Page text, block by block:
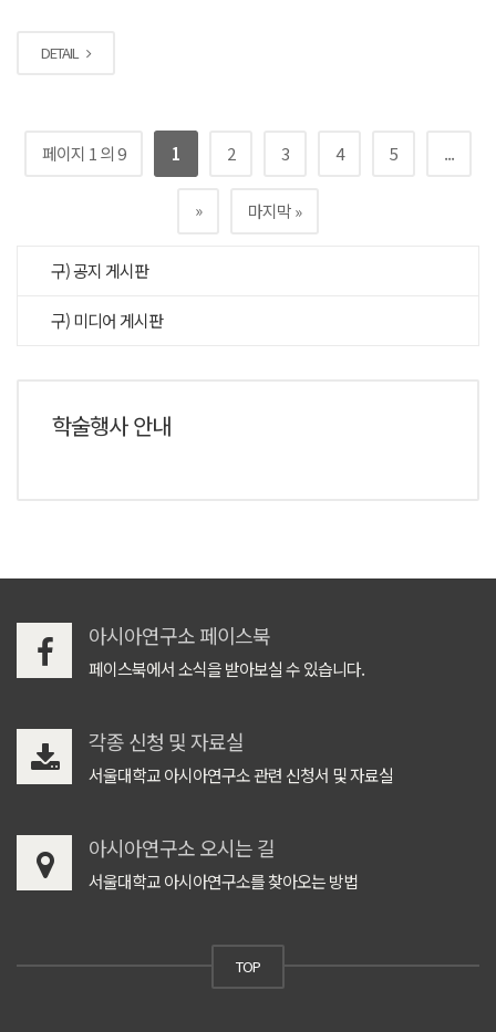
DETAIL
페이지 1 의 9 1 2 3 4 5 ...
» 마지막 »
구) 공지 게시판
구) 미디어 게시판
학술행사 안내
아시아연구소 페이스북
페이스북에서 소식을 받아보실 수 있습니다.
각종 신청 및 자료실
서울대학교 아시아연구소 관련 신청서 및 자료실
아시아연구소 오시는 길
서울대학교 아시아연구소를 찾아오는 방법
TOP